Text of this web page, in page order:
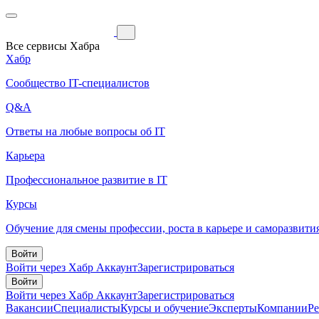
Все сервисы Хабра
Хабр
Сообщество IT-специалистов
Q&A
Ответы на любые вопросы об IT
Карьера
Профессиональное развитие в IT
Курсы
Обучение для смены профессии, роста в карьере и
Войти
Войти через Хабр АккаунтЗарегистрироваться
Войти
Войти через Хабр АккаунтЗарегистрироваться
ВакансииСпециалистыКурсы и обучениеЭкспертыКомпании